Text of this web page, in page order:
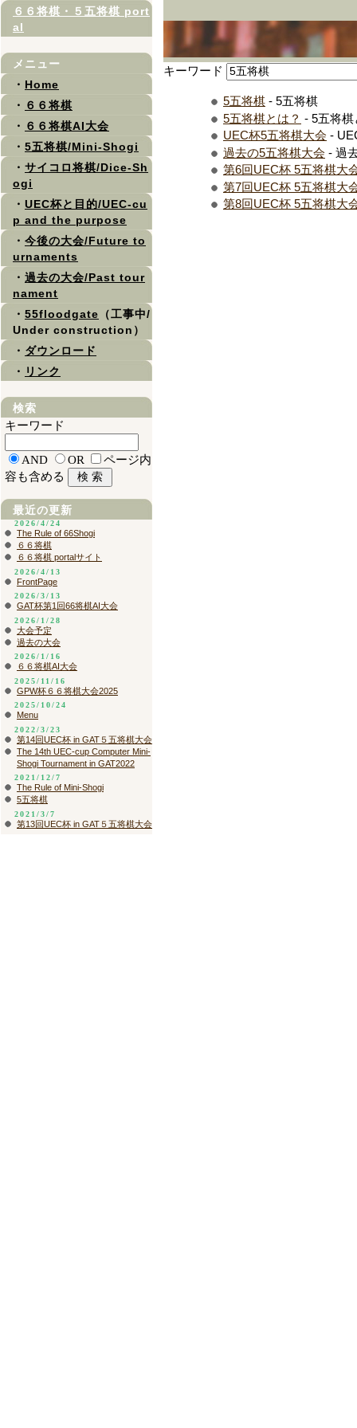
キーワード
5五将棋 - 5五将棋
5五将棋とは？ - 5五将棋
UEC杯5五将棋大会 -
過去の5五将棋大会 - 過
第6回UEC杯 5五将棋大
第7回UEC杯 5五将棋大
第8回UEC杯 5五将棋大
６６将棋・５五将棋 port
al
メニュー
・ Home
・ ６６将棋
・ ６６将棋AI大会
・ 5五将棋/Mini-Shogi
・ サイコロ将棋/Dice-Sh
ogi
・ UEC杯と目的/UEC-cu
p and the purpose
・ 今後の大会/Future to
urnaments
・ 過去の大会/Past tour
nament
・ 55floodgate （工事中/
Under construction）
・ ダウンロード
・ リンク
検索
キーワード
AND OR
ページ内
容も含める
最近の更新
2026/4/24
The Rule of 66Shogi
６６将棋
６６将棋 portalサイト
2026/4/13
FrontPage
2026/3/13
GAT杯第1回66将棋AI大会
2026/1/28
大会予定
過去の大会
2026/1/16
６６将棋AI大会
2025/11/16
GPW杯６６将棋大会2025
2025/10/24
Menu
2022/3/23
第14回UEC杯 in GAT５五将棋大会
The 14th UEC-cup Computer Mini-
Shogi Tournament in GAT2022
2021/12/7
The Rule of Mini-Shogi
5五将棋
2021/3/7
第13回UEC杯 in GAT５五将棋大会